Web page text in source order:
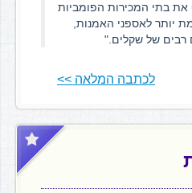
את בתי המכירות הפומביות
יותר לאספני האמנות,
רבים של שקלים."
לכתבה המלאה >>